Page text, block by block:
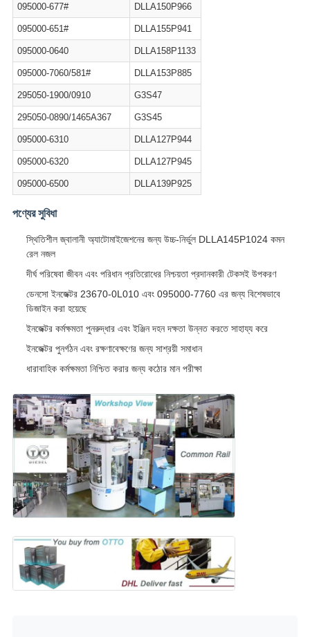
095000-677# DLLA150P966
095000-651# DLLA155P941
095000-0640 DLLA158P1133
095000-7060/581# DLLA153P885
295050-1900/0910 G3S47
295050-0890/1465A367 G3S45
095000-6310 DLLA127P944
095000-6320 DLLA127P945
095000-6500 DLLA139P925
পণ্যের সুবিধা
স্থিতিশীল জ্বালানী অ্যাটোমাইজেশনের জন্য উচ্চ-নির্ভুল DLLA145P1024 কমন
রেল নজল
দীর্ঘ পরিষেবা জীবন এবং পরিধান প্রতিরোধের নিশ্চয়তা প্রদানকারী টেকসই উপকরণ
ডেনসো ইনজেক্টর 23670-0L010 এবং 095000-7760 এর জন্য বিশেষভাবে
ডিজাইন করা হয়েছে
ইনজেক্টর কর্মক্ষমতা পুনরুদ্ধার এবং ইঞ্জিন দহন দক্ষতা উন্নত করতে সাহায্য করে
ইনজেক্টর পুনর্গঠন এবং রক্ষণাবেক্ষণের জন্য সাশ্রয়ী সমাধান
ধারাবাহিক কর্মক্ষমতা নিশ্চিত করার জন্য কঠোর মান পরীক্ষা